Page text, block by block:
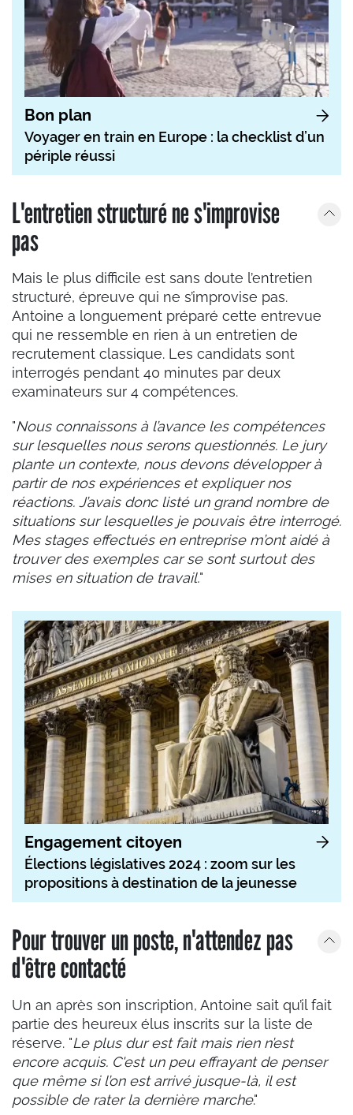
Bon plan
Voyager en train en Europe : la checklist d’un
périple réussi
L'entretien structuré ne s'improvise
pas
Mais le plus difficile est sans doute l’entretien
structuré, épreuve qui ne s’improvise pas.
Antoine a longuement préparé cette entrevue
qui ne ressemble en rien à un entretien de
recrutement classique. Les candidats sont
interrogés pendant 40 minutes par deux
examinateurs sur 4 compétences.
"Nous connaissons à l’avance les compétences
sur lesquelles nous serons questionnés. Le jury
plante un contexte, nous devons développer à
partir de nos expériences et expliquer nos
réactions. J’avais donc listé un grand nombre de
situations sur lesquelles je pouvais être interrogé.
Mes stages effectués en entreprise m’ont aidé à
trouver des exemples car se sont surtout des
mises en situation de travail."
Engagement citoyen
Élections législatives 2024 : zoom sur les
propositions à destination de la jeunesse
Pour trouver un poste, n'attendez pas
d'être contacté
Un an après son inscription, Antoine sait qu’il fait
partie des heureux élus inscrits sur la liste de
réserve. "Le plus dur est fait mais rien n’est
encore acquis. C'est un peu effrayant de penser
que même si l’on est arrivé jusque-là, il est
possible de rater la dernière marche."